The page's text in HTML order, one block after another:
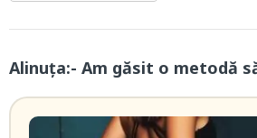
Alinuța:- Am găsit o metodă